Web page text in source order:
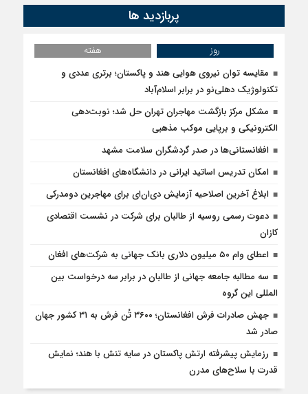
پربازدید ها
روز
هفته
مقایسه توان نیروی هوایی هند و پاکستان؛ برتری عددی و
تکنولوژیک دهلی‌نو در برابر اسلام‌آباد
مشکل مرکز بازگشت مهاجران تهران حل شد؛ نوبت‌دهی
الکترونیکی و برپایی موکب مذهبی
افغانستانی‌ها در صدر گردشگران سلامت مشهد
امکان تدریس اساتید ایرانی در دانشگاه‌های افغانستان
ابلاغ آخرین اصلاحیه آزمایش دی‌ان‌ای برای مهاجرین دومدرکی
دعوت رسمی روسیه از طالبان برای شرکت در نشست اقتصادی
کازان
اعطای وام ۵۰ میلیون دلاری بانک جهانی به شرکت‌های افغان
سه مطالبه جامعه جهانی از طالبان در برابر سه درخواست بین
المللی این گروه
جهش صادرات فرش افغانستان؛ ۳۶۰۰ تُن فرش به ۳۱ کشور جهان
صادر شد
رزمایش پیشرفته ارتش پاکستان در سایه تنش با هند؛ نمایش
قدرت با سلاح‌های مدرن